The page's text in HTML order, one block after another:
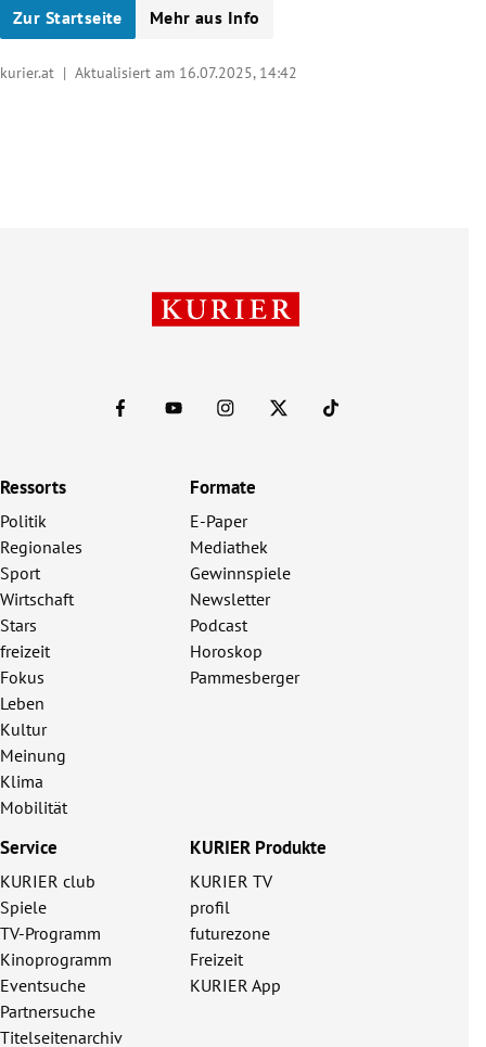
Zur Startseite Mehr aus Info
kurier.at | Aktualisiert am 16.07.2025, 14:42
Ressorts
Politik
Regionales
Sport
Wirtschaft
Stars
freizeit
Fokus
Leben
Kultur
Meinung
Klima
Mobilität
Formate
E-Paper
Mediathek
Gewinnspiele
Newsletter
Podcast
Horoskop
Pammesberger
Service
KURIER club
Spiele
TV-Programm
Kinoprogramm
Eventsuche
Partnersuche
Titelseitenarchiv
KURIER Produkte
KURIER TV
profil
futurezone
Freizeit
KURIER App